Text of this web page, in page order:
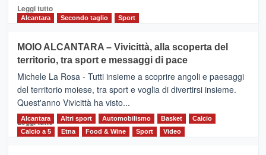
Leggi tuttoLeggi
Torna
la
Supermaratona
dell’Etna
Alcantara Secondo taglio Sport
MOIO ALCANTARA – Vivicittà, alla scoperta del
territorio, tra sport e messaggi di pace
Michele La Rosa - Tutti insieme a scoprire angoli e paesaggi
del territorio moiese, tra sport e voglia di divertirsi insieme.
Quest'anno Vivicittà ha visto...
Leggi tutto Leggi
Alcantara Altri sport Automobilismo Basket
Calcio
Calcio a 5
Etna Food & Wine Sport Video